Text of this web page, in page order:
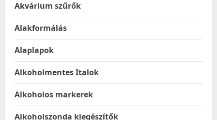
Akvárium szűrők
Alakformálás
Alaplapok
Alkoholmentes Italok
Alkoholos markerek
Alkoholszonda kiegészítők